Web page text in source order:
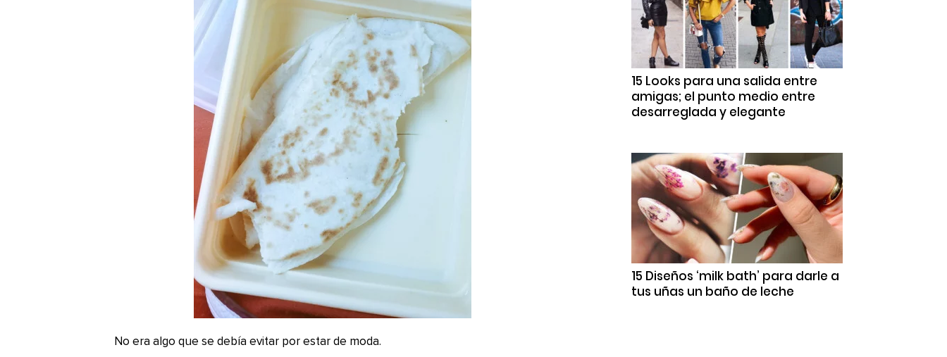
No era algo que se debía evitar por estar de moda.
15 Looks para una salida entre
amigas; el punto medio entre
desarreglada y elegante
15 Diseños ‘milk bath’ para darle a
tus uñas un baño de leche